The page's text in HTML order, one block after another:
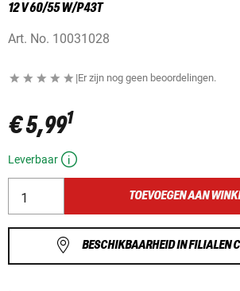
12 V 60/55 W/P43T
Art. No. 10031028
|Er zijn nog geen beoordelingen.
€ 5,991
Leverbaar
TOEVOEGEN AAN
BESCHIKBAARHEID IN FILIALEN